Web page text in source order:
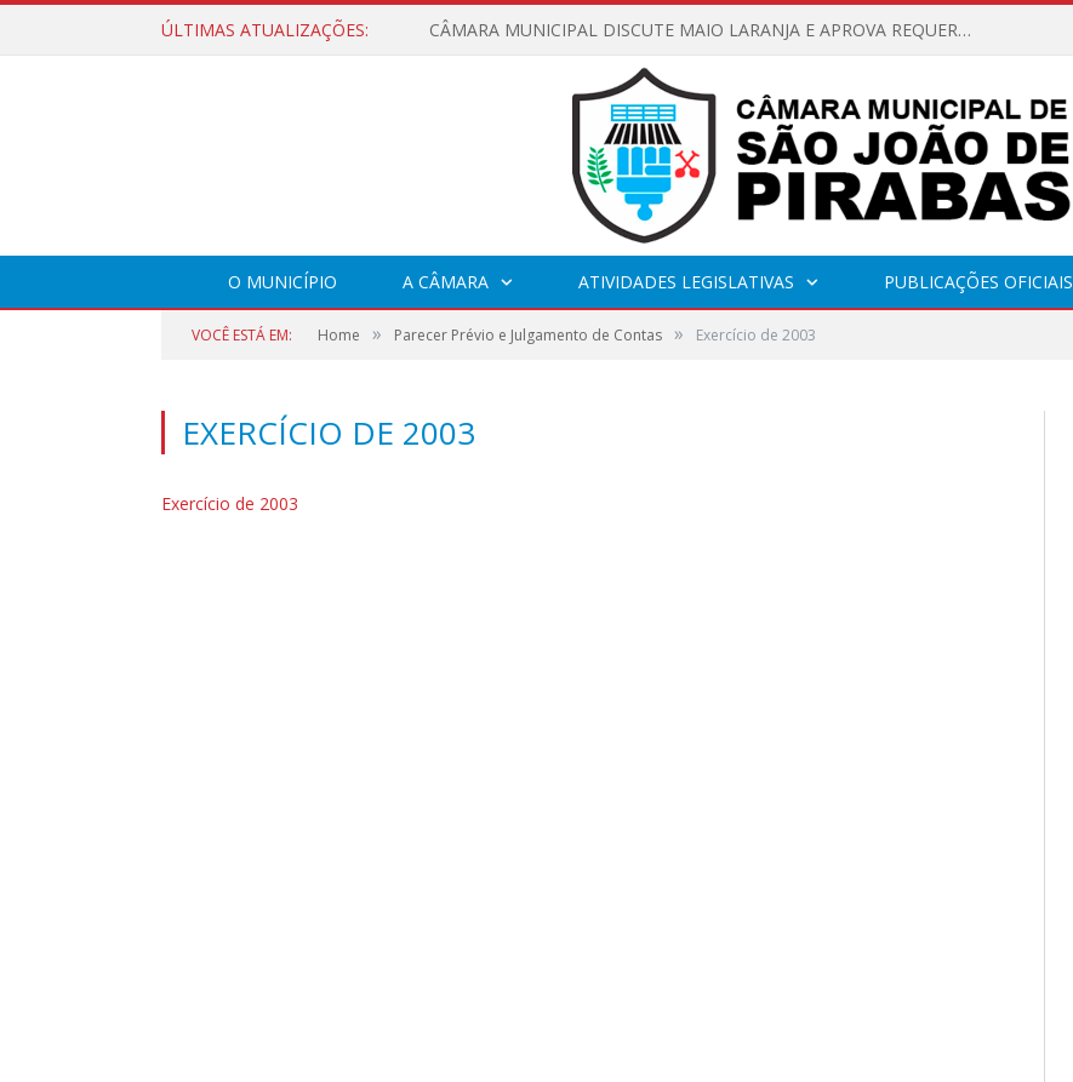
ÚLTIMAS ATUALIZAÇÕES: CÂMARA MUNICIPAL DISCUTE MAIO LARANJA E APROVA REQUERIMENTO SOBRE SINALIZAÇÃO URBANA
O MUNICÍPIO A CÂMARA ATIVIDADES LEGISLATIVAS PUBLICAÇÕES OFICIAIS
VOCÊ ESTÁ EM: Home » Parecer Prévio e Julgamento de Contas » Exercício de 2003
EXERCÍCIO DE 2003
Exercício de 2003